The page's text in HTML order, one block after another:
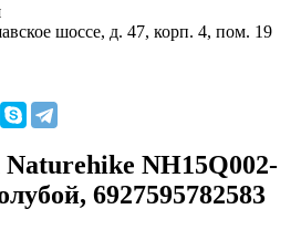
шоссе, д. 47, корп. 4, пом. 19
NH15Q002-
6927595782583